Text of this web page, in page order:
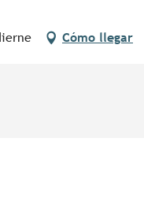
Cómo llegar